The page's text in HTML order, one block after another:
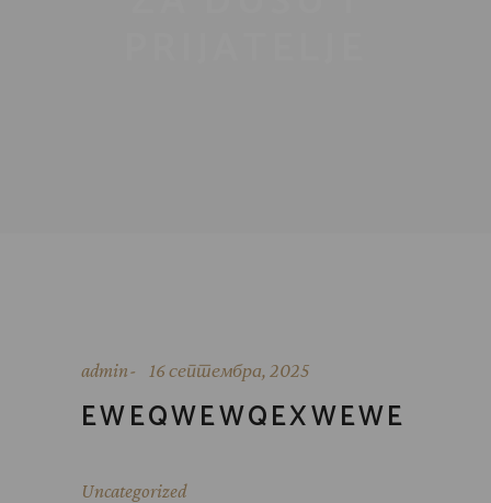
admin 16 септембра, 2025
EWEQWEWQEXWEWE
Uncategorized